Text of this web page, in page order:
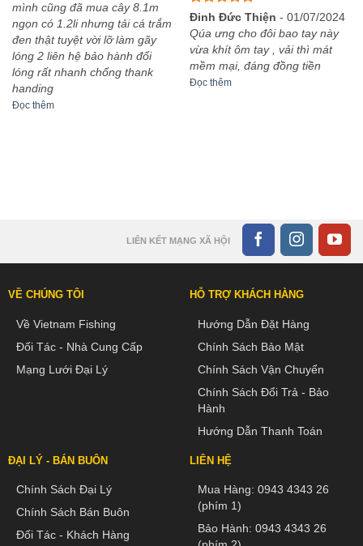
mình cũng đã mua cây 8.1m
ngọn có 1.2li nhưng tải cá trắm
đen thật tuyệt vời lỡ làm gãy
lóng 2 liên hệ bảo hành đổi
lóng rất nhanh chống thank
handing
Đọc thêm
Được xếp
hạng
sao
Đinh Đức Thiện - 01/07/2024
Qúa ưng cho đôi bao tay này
vừa khít ôm tay , vải thì mát
mềm mại, đáng đồng tiền
Đọc thêm
LIÊN KẾT MẠNG XÃ HỘI
VỀ CHÚNG TÔI
Về Vietnam Fishing
Đối Tác - Nhà Cung Cấp
Mạng Lưới Đại Lý
HỖ TRỢ KHÁCH HÀNG
Hướng Dẫn Đặt Hàng
Chính Sách Bảo Mật
Chính Sách Vận Chuyển
Chính Sách Đổi Trả - Bảo
Hành
Hướng Dẫn Thanh Toán
ĐẠI LÝ - BÁN BUÔN
Chính Sách Đại Lý
Chính Sách Bán Buôn
Đối Tác - Khách Hàng
LIÊN HỆ
Mua Hàng: 0943 4343 26
(phím 1)
Bảo Hành: 0943 4343 26